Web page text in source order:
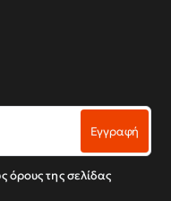
Εγγραφή
όρους της σελίδας